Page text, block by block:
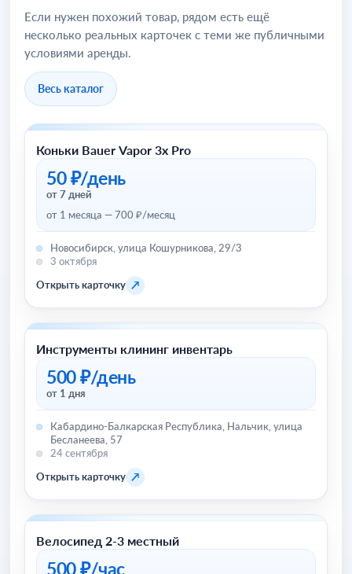
Если нужен похожий товар, рядом есть ещё
несколько реальных карточек с теми же публичными
условиями аренды.
Весь каталог
Зимний инвентарь (сноуборды, лыжи и прочее)
Коньки Bauer Vapor 3x Pro
50 ₽/день
от 7 дней
от 1 месяца — 700 ₽/месяц
Новосибирск, улица Кошурникова, 29/3
3 октября
Открыть карточку ↗
Другое
Инструменты клининг инвентарь
500 ₽/день
от 1 дня
Кабардино-Балкарская Республика, Нальчик, улица
Бесланеева, 57
24 сентября
Открыть карточку ↗
Велосипеды
Велосипед 2-3 местный
500 ₽/час